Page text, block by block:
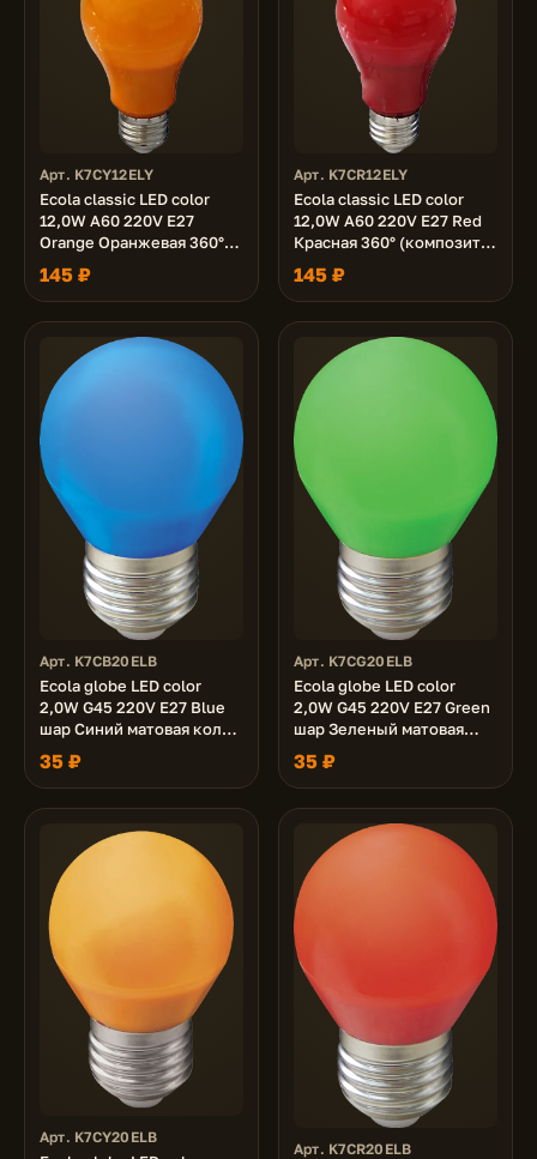
Арт. K7CY12ELY
Ecola classic LED color
12,0W A60 220V E27
Orange Оранжевая 360°
(композит) 110x60
145 ₽
Арт. K7CR12ELY
Ecola classic LED color
12,0W A60 220V E27 Red
Красная 360° (композит)
110x60
145 ₽
Арт. K7CB20ELB
Ecola globe LED color
2,0W G45 220V E27 Blue
шар Синий матовая колба
70x45
35 ₽
Арт. K7CG20ELB
Ecola globe LED color
2,0W G45 220V E27 Green
шар Зеленый матовая
колба 70x45
35 ₽
Арт. K7CY20ELB
Арт. K7CR20ELB